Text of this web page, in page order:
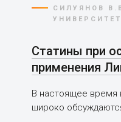
СИЛУЯНОВ
Статины при
применения
В настоящее время
широко